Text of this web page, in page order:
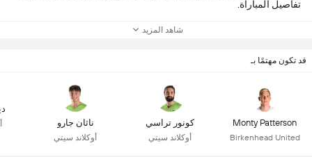
تفاصيل المباراة.
شاهد المزيد
قد تكون مهتمًا بـ
Monty Patterson
Birkenhead United
كونور تراسي
أوكلاند سيتي
ناثان جارو
أوكلاند سيتي